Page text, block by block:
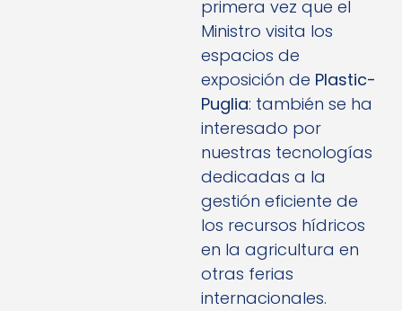
primera vez que el
Ministro visita los
espacios de
exposición de Plastic-
Puglia: también se ha
interesado por
nuestras tecnologías
dedicadas a la
gestión eficiente de
los recursos hídricos
en la agricultura en
otras ferias
internacionales.